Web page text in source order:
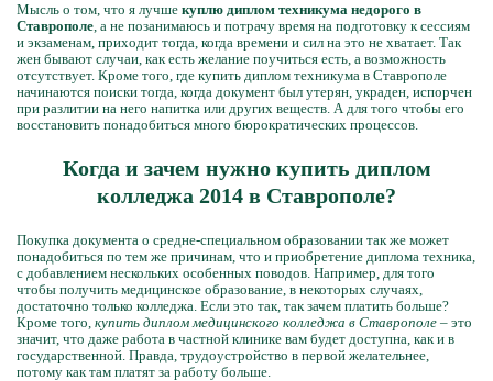
Мысль о том, что я лучше куплю диплом техникума недорого в
Ставрополе, а не позанимаюсь и потрачу время на подготовку к сессиям
и экзаменам, приходит тогда, когда времени и сил на это не хватает. Так
жен бывают случаи, как есть желание поучиться есть, а возможность
отсутствует. Кроме того, где купить диплом техникума в Ставрополе
начинаются поиски тогда, когда документ был утерян, украден, испорчен
при разлитии на него напитка или других веществ. А для того чтобы его
восстановить понадобиться много бюрократических процессов.
Когда и зачем нужно купить диплом
колледжа 2014 в Ставрополе?
Покупка документа о средне-специальном образовании так же может
понадобиться по тем же причинам, что и приобретение диплома техника,
с добавлением нескольких особенных поводов. Например, для того
чтобы получить медицинское образование, в некоторых случаях,
достаточно только колледжа. Если это так, так зачем платить больше?
Кроме того, купить диплом медицинского колледжа в Ставрополе – это
значит, что даже работа в частной клинике вам будет доступна, как и в
государственной. Правда, трудоустройство в первой желательнее,
потому как там платят за работу больше.